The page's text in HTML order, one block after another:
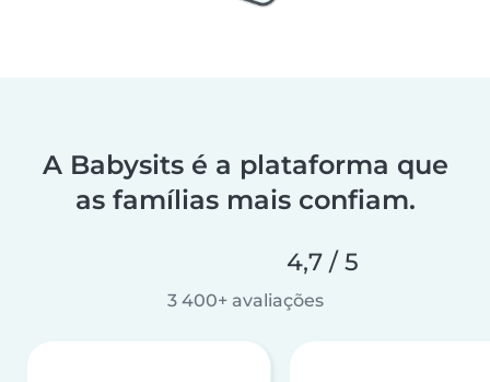
A Babysits é a plataforma que
as famílias mais confiam.
4,7 / 5
3 400+ avaliações